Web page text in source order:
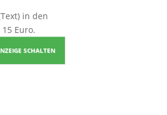
in den
Euro.
SCHALTEN